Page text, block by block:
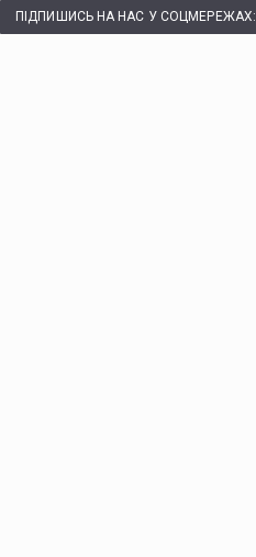
ПІДПИШИСЬ НА НАС У СОЦМЕРЕЖАХ: